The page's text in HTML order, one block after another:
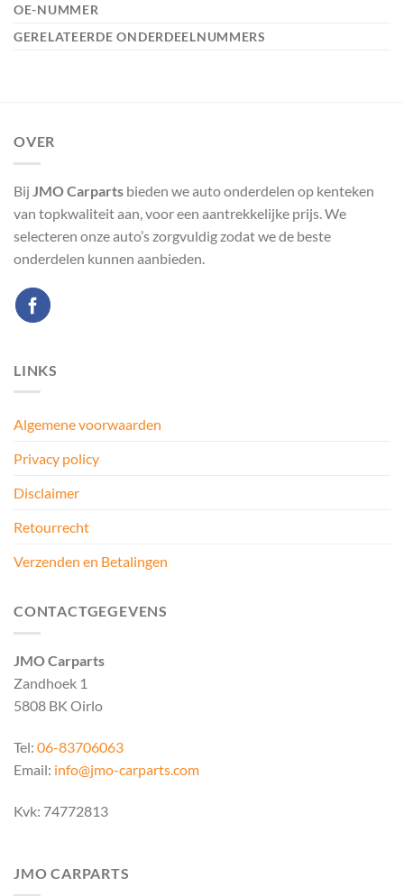
OE-NUMMER
GERELATEERDE ONDERDEELNUMMERS
OVER
Bij JMO Carparts bieden we auto onderdelen op kenteken
van topkwaliteit aan, voor een aantrekkelijke prijs. We
selecteren onze auto’s zorgvuldig zodat we de beste
onderdelen kunnen aanbieden.
LINKS
Algemene voorwaarden
Privacy policy
Disclaimer
Retourrecht
Verzenden en Betalingen
CONTACTGEGEVENS
JMO Carparts
Zandhoek 1
5808 BK Oirlo
Tel: 06-83706063
Email: info@jmo-carparts.com
Kvk: 74772813
JMO CARPARTS